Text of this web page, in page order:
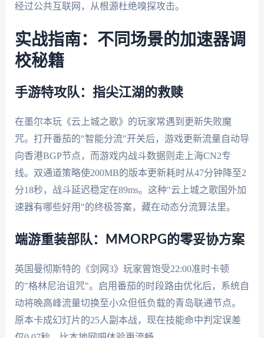
经过公共互联网，从根源杜绝嗅探攻击。
实战指南：不同场景的加速器调
校秘籍
手游特攻队：指尖江湖的救赎
在墨尔本玩《云上城之歌》的玩家常遇到更新失败魔
咒。打开番茄的"智能分流"开关后，游戏更新流量自动导
向香港BGP节点，而游戏内战斗数据则走上海CN2专
线。双通道策略使200MB的版本更新耗时从47分钟降至2
分18秒，战斗延迟稳定在89ms。这种"云上城之歌国外加
速器有哪些好用"的终极答案，藏在动态分流算法里。
端游重装部队：MMORPG的零妥协方案
英国曼彻斯特的《剑网3》玩家曾饱受22:00准时卡顿
的"格林尼治诅咒"。启用番茄的时段路由优化后，系统自
动将晚高峰流量切换至小众但低负载的青岛联通节点。
原本卡成幻灯片的25人副本战，现在技能命中判定误差